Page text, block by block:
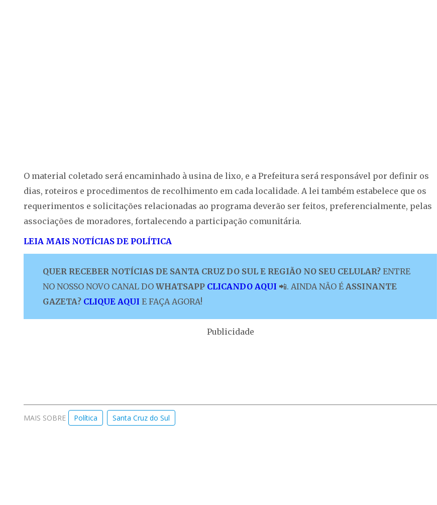
O material coletado será encaminhado à usina de lixo, e a Prefeitura será responsável por definir os
dias, roteiros e procedimentos de recolhimento em cada localidade. A lei também estabelece que os
requerimentos e solicitações relacionadas ao programa deverão ser feitos, preferencialmente, pelas
associações de moradores, fortalecendo a participação comunitária.
LEIA MAIS NOTÍCIAS DE POLÍTICA
QUER RECEBER NOTÍCIAS DE SANTA CRUZ DO SUL E REGIÃO NO SEU CELULAR? ENTRE
NO NOSSO NOVO CANAL DO WHATSAPP CLICANDO AQUI 📲. AINDA NÃO É ASSINANTE
GAZETA? CLIQUE AQUI E FAÇA AGORA!
Publicidade
MAIS SOBRE Política Santa Cruz do Sul